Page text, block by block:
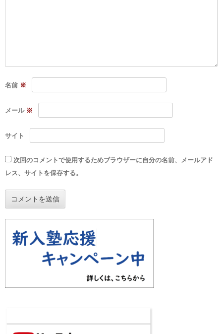
名前 ※
メール ※
サイト
次回のコメントで使用するためブラウザーに自分の名前、メールアド
レス、サイトを保存する。